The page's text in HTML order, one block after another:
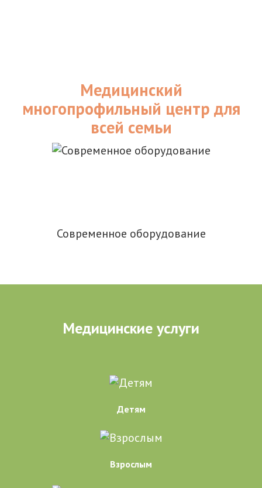
Медицинский
многопрофильный центр для
всей семьи
Современное оборудование
Медицинские услуги
Детям
Взрослым